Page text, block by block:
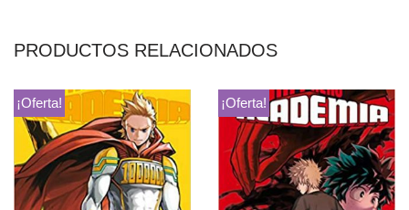
PRODUCTOS RELACIONADOS
¡Oferta! ¡Oferta!